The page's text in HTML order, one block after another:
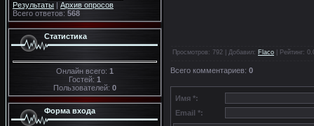
Результаты | Архив опросов
Всего ответов: 568
Статистика
Онлайн всего: 1
Гостей: 1
Пользователей: 0
Форма входа
Просмотров : 792 | Добавил: Flaco Рейтинг:
Всего комментариев: 0
Имя *:
Email *: